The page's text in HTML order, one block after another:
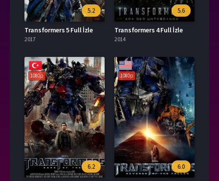
5.2
Transformers 5 Full İzle
2017
5.6
Transformers 4 Full İzle
2014
1080p
6.2
1080p
6.0